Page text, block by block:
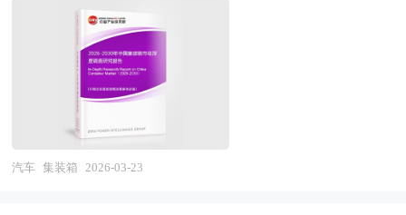
新的发展动能，推动铁路运输企业从传统生产型向
现代经营型转变。 展望未来，铁路运输服务行业
将在多重战略机遇叠加下开启高质量发展新阶
段。"十五五"时期，交通强国建设进入关键实施
期，铁路网络完善、运输服务提质、智慧铁路建设
将协同推进，为行业发展提供坚实支撑。行业前景
一体的移动智能终端，行业内涵持续丰富，边界向
能源服务、智慧出行、车电分离方向显著拓展。
当前，我国电动自行车行业正处于政策规范深化与
产业升级加速的关键阶段，市场格局呈现存量替代
与结构优化并进的双重特征。从产业端来看，我国
已成为全球最大的电动自行车生产国、消费国与出
口国，新国标换购潮带动存量市场更新，但行业长
（ISO）的定义，集装箱必须满足五项基本条件：
具备长期使用的结构强度；适用于一种或多种运输
方式；在转运过程中无需移动箱内货物；配备便于
快速装卸和搬运的装置，特别是在不同运输方式转
换时；设计上便于货物的装满与卸空，且内容积不
小于1立方米。这一定义在全球范围内被广泛采
汽车 集装箱 2026-03-23